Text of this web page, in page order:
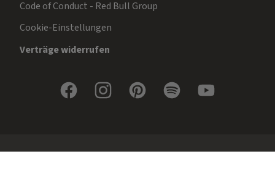
Code of Conduct - Red Bull Group
Cookie-Einstellungen
Verträge widerrufen